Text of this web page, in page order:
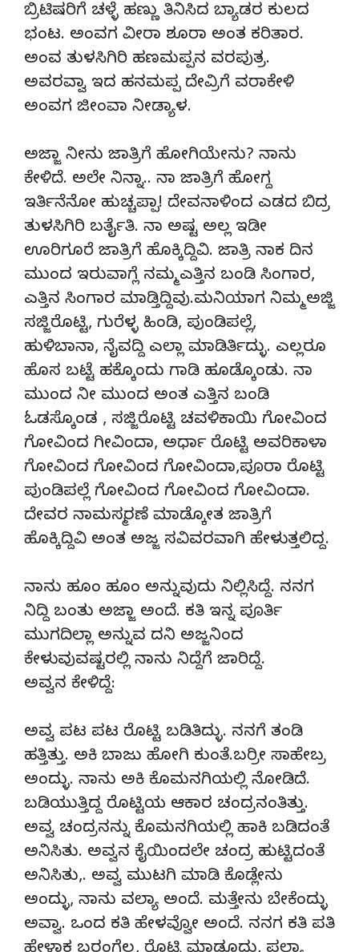
ಬ್ರಿಟಿಷರಿಗೆ ಚಳ್ಳೆ ಹಣ್ಣು ತಿನಿಸಿದ ಬ್ಯಾಡರ ಕುಲದ
ಭಂಟ. ಅಂವಗ ವೀರಾ ಶೂರಾ ಅಂತ ಕರಿತಾರ.
ಅಂವ ತುಳಸಿಗಿರಿ ಹಣಮಪ್ಪನ ವರಪುತ್ರ.
ಅವರವ್ವಾ ಇದ ಹನಮಪ್ಪ ದೇವ್ರಿಗೆ ವರಾಕೇಳಿ
ಅಂವಗ ಜೀಂವಾ ನೀಡ್ಯಾಳ.
ಅಜ್ಜಾ ನೀನು ಜಾತ್ರಿಗೆ ಹೋಗಿಯೇನು? ನಾನು
ಕೇಳಿದೆ. ಅಲೇ ನಿನ್ನಾ.. ನಾ ಜಾತ್ರಿಗೆ ಹೋಗ್ದ
ಇರ್ತಿನೆನೋ ಹುಚ್ಚಪ್ಪಾ! ದೇವನಾಳಿಂದ ಎಡದ ಬಿದ್ರ
ತುಳಸಿಗಿರಿ ಬರ್ತೈತಿ. ನಾ ಅಷ್ಟ ಅಲ್ಲ ಇಡೀ
ಊರಿಗೂರೆ ಜಾತ್ರಿಗೆ ಹೊಕ್ಕಿದ್ದಿವಿ. ಜಾತ್ರಿ ನಾಕ ದಿನ
ಮುಂದ ಇರುವಾಗ್ಲೆ ನಮ್ಮ ಎತ್ತಿನ ಬಂಡಿ ಸಿಂಗಾರ,
ಎತ್ತಿನ ಸಿಂಗಾರ ಮಾಡ್ತಿದ್ದಿವು.ಮನಿಯಾಗ ನಿಮ್ಮ ಅಜ್ಜಿ
ಸಜ್ಜಿರೊಟ್ಟಿ, ಗುರೆಳ್ಳ ಹಿಂಡಿ, ಪುಂಡಿಪಲ್ಲೆ,
ಹುಳಿಬಾನಾ, ನೈವದ್ದಿ ಎಲ್ಲಾ ಮಾಡಿರ್ತಿದ್ಳು. ಎಲ್ಲರೂ
ಹೊಸ ಬಟ್ಟೆ ಹಕ್ಕೊಂದು ಗಾಡಿ ಹೂಡ್ಕೊಂಡು. ನಾ
ಮುಂದ ನೀ ಮುಂದ ಅಂತ ಎತ್ತಿನ ಬಂಡಿ
ಓಡಸ್ಕೊಂಡ , ಸಜ್ಜಿರೊಟ್ಟಿ ಚವಳಿಕಾಯಿ ಗೋವಿಂದ
ಗೋವಿಂದ ಗೀವಿಂದಾ, ಅರ್ಧಾ ರೊಟ್ಟಿ ಅವರಿಕಾಳಾ
ಗೋವಿಂದ ಗೋವಿಂದ ಗೋವಿಂದಾ,ಪೂರಾ ರೊಟ್ಟಿ
ಪುಂಡಿಪಲ್ಲೆ ಗೋವಿಂದ ಗೋವಿಂದ ಗೋವಿಂದಾ.
ದೇವರ ನಾಮಸ್ಮರಣೆ ಮಾಡ್ಕೋತ ಜಾತ್ರಿಗೆ
ಹೊಕ್ಕಿದ್ದಿವಿ ಅಂತ ಅಜ್ಜ ಸವಿವರವಾಗಿ ಹೇಳುತ್ತಲಿದ್ದ.
ನಾನು ಹೂಂ ಹೂಂ ಅನ್ನುವುದು ನಿಲ್ಲಿಸಿದ್ದೆ. ನನಗ
ನಿದ್ದಿ ಬಂತು ಅಜ್ಜಾ ಅಂದೆ. ಕತಿ ಇನ್ನ ಪೂರ್ತಿ
ಮುಗದಿಲ್ಲಾ ಅನ್ನುವ ದನಿ ಅಜ್ಜನಿಂದ
ಕೇಳುವುವಷ್ಟರಲ್ಲಿ ನಾನು ನಿದ್ದೆಗೆ ಜಾರಿದ್ದೆ.
ಅವ್ವನ ಕೇಳಿದ್ದೆ:
ಅವ್ವ ಪಟ ಪಟ ರೊಟ್ಟಿ ಬಡಿತಿದ್ಳು. ನನಗೆ ತಂಡಿ
ಹತ್ತಿತ್ತು. ಅಕಿ ಬಾಜು ಹೋಗಿ ಕುಂತೆ.ಬರ್ರೀ ಸಾಹೇಬ್ರ
ಅಂದ್ಳು. ನಾನು ಅಕಿ ಕೊಮನಗಿಯಲ್ಲಿ ನೋಡಿದೆ.
ಬಡಿಯುತ್ತಿದ್ದ ರೊಟ್ಟಿಯ ಆಕಾರ ಚಂದ್ರನಂತಿತ್ತು.
ಅವ್ವ ಚಂದ್ರನನ್ನು ಕೊಮನಗಿಯಲ್ಲಿ ಹಾಕಿ ಬಡಿದಂತೆ
ಅನಿಸಿತು. ಅವ್ವನ ಕೈಯಿಂದಲೇ ಚಂದ್ರ ಹುಟ್ಟಿದಂತೆ
ಅನಿಸಿತು,. ಅವ್ವ ಮುಟಗಿ ಮಾಡಿ ಕೊಡ್ಲೇನು
ಅಂದ್ಳು, ನಾನು ವಲ್ಯಾ ಅಂದೆ. ಮತ್ತೇನು ಬೇಕೆಂದ್ಳು
ಅವ್ವಾ. ಒಂದ ಕತಿ ಹೇಳವ್ವೋ ಅಂದೆ. ನನಗ ಕತಿ ಪತಿ